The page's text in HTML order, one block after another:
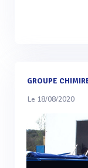
GROUPE
Le 18/08/2020